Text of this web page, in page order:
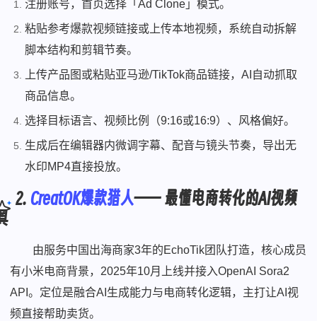
注册账号，首页选择「Ad Clone」模式。
粘贴参考爆款视频链接或上传本地视频，系统自动拆解
脚本结构和剪辑节奏。
上传产品图或粘贴亚马逊/TikTok商品链接，AI自动抓取
商品信息。
选择目标语言、视频比例（9:16或16:9）、风格偏好。
生成后在编辑器内微调字幕、配音与镜头节奏，导出无
水印MP4直接投放。
2. CreatOK爆款猎人—— 最懂电商转化的AI视频
由服务中国出海商家3年的EchoTik团队打造，核心成员
有小米电商背景，2025年10月上线并接入OpenAI Sora2
API。定位是融合AI生成能力与电商转化逻辑，主打让AI视
频直接帮助卖货。